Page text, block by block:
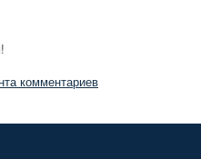
комментариев